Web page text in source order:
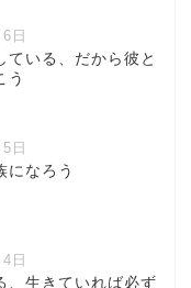
日
ている、だから彼と
う
日
になろう
日
、生きていれば必ず